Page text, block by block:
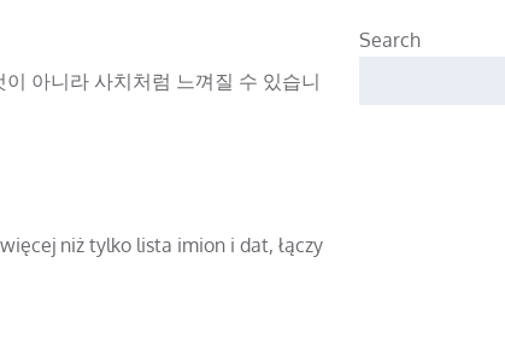
아니라 사치처럼 느껴질 수 있습니
niż tylko lista imion i dat, łączy
Search